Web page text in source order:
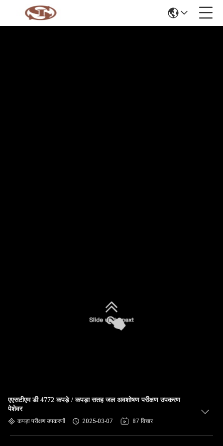
एएसटीएम डी 4772 कपड़े / कपड़ा सतह जल अवशोषण परीक्षण उपकरण
पेशेवर
कपड़ा परीक्षण उपकरणों 2025-03-07 87 विचार